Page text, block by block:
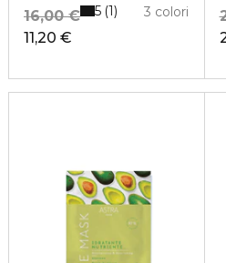
11,20 €
16,00 € 3 colori
5 1